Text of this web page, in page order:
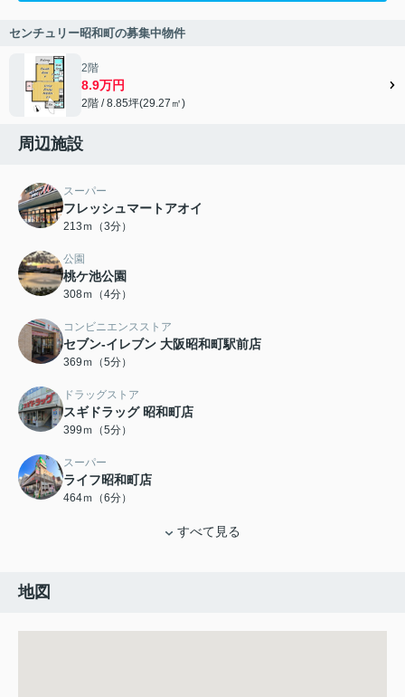
センチュリー昭和町の募集中物件
2階
8.9万円
2階 / 8.85坪(29.27㎡)
周辺施設
スーパー
フレッシュマートアオイ
213ｍ（3分）
公園
桃ケ池公園
308ｍ（4分）
コンビニエンスストア
セブン-イレブン 大阪昭和町駅前店
369ｍ（5分）
ドラッグストア
スギドラッグ 昭和町店
399ｍ（5分）
スーパー
ライフ昭和町店
464ｍ（6分）
すべて見る
地図